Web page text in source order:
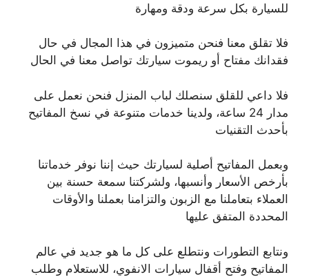
للسيارة بكل سرعة ودقة ومهارة
فلا تقلق معنا فنحن متميزون في هذا المجال في حال
فقدانك مفتاح أو ريموت سيارتك تواصل معنا في الحال
فلا داعي للقلق سنصلك لباب المنزل فنحن نعمل على
مدار 24 ساعة، ولدينا خدمات متنوعة في نسخ المفاتيح
بأحدث التقنيات
وبعمل المفاتيح أصلية لسيارتك حيث إننا نوفر خدماتنا
بأرخص الأسعار وأنسبها، ولشركتنا سمعة حسنة بين
العملاء بتعاملنا مع الزبون والتزامنا بعملنا والأوقات
المحددة المتفق عليها
ونتابع التطورات ونتطلع على كل ما هو جديد في عالم
المفاتيح وفتح أقفال سيارات الانفوي، للاستعلام وطلب